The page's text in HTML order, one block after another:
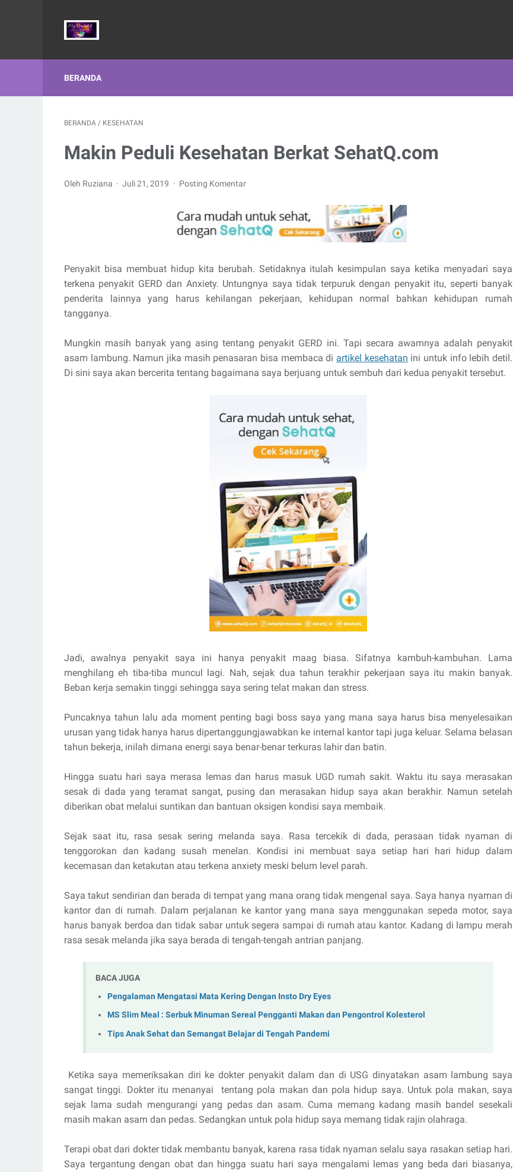
BERANDA
BERANDA / KESEHATAN
Makin Peduli Kesehatan Berkat SehatQ.com
Oleh Ruziana Juli 21, 2019 Posting Komentar
Penyakit bisa membuat hidup kita berubah. Setidaknya itulah kesimpulan saya ketika menyadari saya
terkena penyakit GERD dan Anxiety. Untungnya saya tidak terpuruk dengan penyakit itu, seperti banyak
penderita lainnya yang harus kehilangan pekerjaan, kehidupan normal bahkan kehidupan rumah
tangganya.
Mungkin masih banyak yang asing tentang penyakit GERD ini. Tapi secara awamnya adalah penyakit
asam lambung. Namun jika masih penasaran bisa membaca di artikel kesehatan ini untuk info lebih detil.
Di sini saya akan bercerita tentang bagaimana saya berjuang untuk sembuh dari kedua penyakit tersebut.
Jadi, awalnya penyakit saya ini hanya penyakit maag biasa. Sifatnya kambuh-kambuhan. Lama
menghilang eh tiba-tiba muncul lagi. Nah, sejak dua tahun terakhir pekerjaan saya itu makin banyak.
Beban kerja semakin tinggi sehingga saya sering telat makan dan stress.
Puncaknya tahun lalu ada moment penting bagi boss saya yang mana saya harus bisa menyelesaikan
urusan yang tidak hanya harus dipertanggungjawabkan ke internal kantor tapi juga keluar. Selama belasan
tahun bekerja, inilah dimana energi saya benar-benar terkuras lahir dan batin.
Hingga suatu hari saya merasa lemas dan harus masuk UGD rumah sakit. Waktu itu saya merasakan
sesak di dada yang teramat sangat, pusing dan merasakan hidup saya akan berakhir. Namun setelah
diberikan obat melalui suntikan dan bantuan oksigen kondisi saya membaik.
Sejak saat itu, rasa sesak sering melanda saya. Rasa tercekik di dada, perasaan tidak nyaman di
tenggorokan dan kadang susah menelan. Kondisi ini membuat saya setiap hari hari hidup dalam
kecemasan dan ketakutan atau terkena anxiety meski belum level parah.
Saya takut sendirian dan berada di tempat yang mana orang tidak mengenal saya. Saya hanya nyaman di
kantor dan di rumah. Dalam perjalanan ke kantor yang mana saya menggunakan sepeda motor, saya
harus banyak berdoa dan tidak sabar untuk segera sampai di rumah atau kantor. Kadang di lampu merah
rasa sesak melanda jika saya berada di tengah-tengah antrian panjang.
BACA JUGA
Pengalaman Mengatasi Mata Kering Dengan Insto Dry Eyes
MS Slim Meal : Serbuk Minuman Sereal Pengganti Makan dan Pengontrol Kolesterol
Tips Anak Sehat dan Semangat Belajar di Tengah Pandemi
Ketika saya memeriksakan diri ke dokter penyakit dalam dan di USG dinyatakan asam lambung saya
sangat tinggi. Dokter itu menanyai tentang pola makan dan pola hidup saya. Untuk pola makan, saya
sejak lama sudah mengurangi yang pedas dan asam. Cuma memang kadang masih bandel sesekali
masih makan asam dan pedas. Sedangkan untuk pola hidup saya memang tidak rajin olahraga.
Terapi obat dari dokter tidak membantu banyak, karena rasa tidak nyaman selalu saya rasakan setiap hari.
Saya tergantung dengan obat dan hingga suatu hari saya mengalami lemas yang beda dari biasanya,